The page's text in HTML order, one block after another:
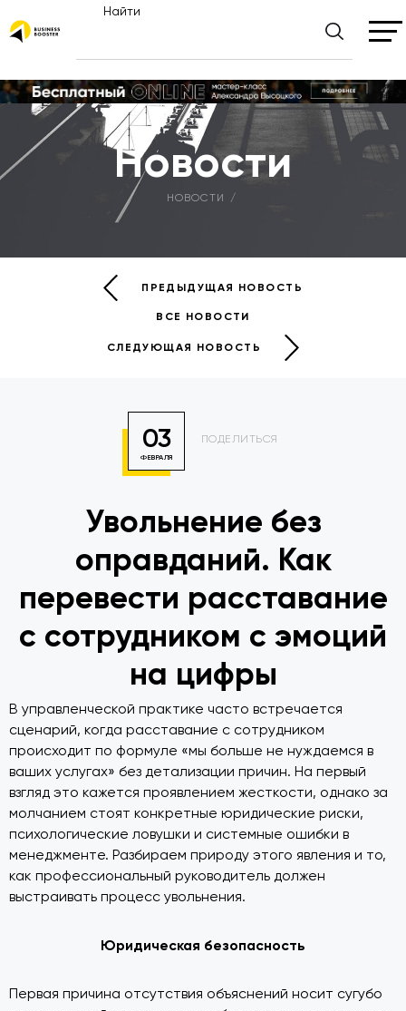
Найти
Новости
НОВОСТИ
ПРЕДЫДУЩАЯ НОВОСТЬ
ВСЕ НОВОСТИ
СЛЕДУЮЩАЯ НОВОСТЬ
03
ФЕВРАЛЯ
ПОДЕЛИТЬСЯ
Увольнение без
оправданий. Как
перевести расставание
с сотрудником с эмоций
на цифры
В управленческой практике часто встречается
сценарий, когда расставание с сотрудником
происходит по формуле «мы больше не нуждаемся в
ваших услугах» без детализации причин. На первый
взгляд это кажется проявлением жесткости, однако за
молчанием стоят конкретные юридические риски,
психологические ловушки и системные ошибки в
менеджменте. Разбираем природу этого явления и то,
как профессиональный руководитель должен
выстраивать процесс увольнения.
Юридическая безопасность
Первая причина отсутствия объяснений носит сугубо